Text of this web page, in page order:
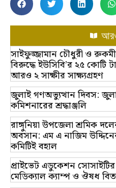
সাইফুজ্জামান চৌধুরী ও
বিরুদ্ধে ইউসিবি’র ২৫ কোটি
আরও ২ সাক্ষীর সাক্ষ্যগ্রহণ
জুলাই গণঅভ্যুত্থান দিবস:
কমিশনারের শ্রদ্ধাঞ্জলি
রাঙ্গুনিয়া উপজেলা শ্রমিক
অবসান: এম এ নাজিম
কমিটিই বহাল
প্রাইভেট এডুকেশন
মেডিক্যাল ক্যাম্প ও ঔষধ